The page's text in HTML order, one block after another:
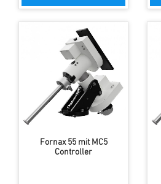
Fornax 55 mit MC5
Controller